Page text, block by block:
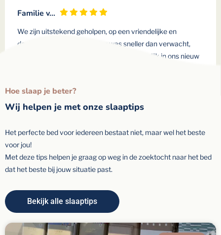
Familie v…
We zijn uitstekend geholpen, op een vriendelijke en
deskundige manier. Levering was sneller dan verwacht,
alles is netjes gemonteerd. We slapen heerlijk in ons nieuw
Hoe slaap je beter?
Wij helpen je met onze slaaptips
Het perfecte bed voor iedereen bestaat niet, maar wel het beste
voor jou!
Met deze tips helpen je graag op weg in de zoektocht naar het bed
dat het beste bij jouw situatie past.
Bekijk alle slaaptips